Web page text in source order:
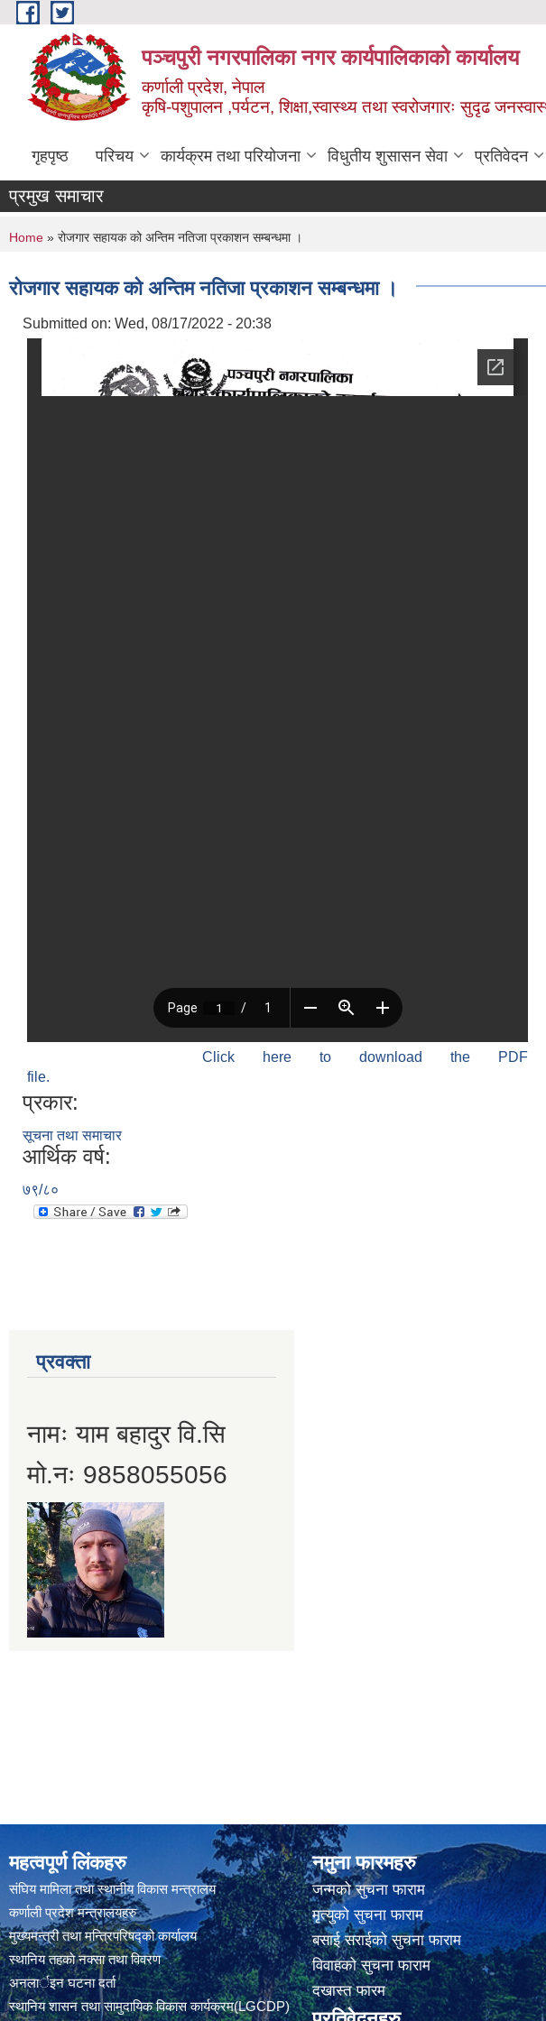
Skip to main content
पञ्चपुरी नगरपालिका नगर कार्यपालिकाको कार्यालय
कर्णाली प्रदेश, नेपाल
कृषि-पशुपालन ,पर्यटन, शिक्षा,स्वास्थ्य तथा स्वरोजगारः सुदृढ
गृहपृष्ठ परिचय कार्यक्रम तथा परियोजना विधुतीय शुसासन सेवा प्रतिवेदन
प्रमुख समाचार
You are here
Home » रोजगार सहायक को अन्तिम नतिजा प्रकाशन सम्बन्धमा ।
रोजगार सहायक को अन्तिम नतिजा प्रकाशन सम्बन्धमा ।
Submitted on: Wed, 08/17/2022 - 20:38
Click here to download the PDF
file.
प्रकार:
सूचना तथा समाचार
आर्थिक वर्ष:
७९/८०
प्रवक्ता
नामः याम बहादुर वि.सि
मो.नः 9858055056
महत्वपूर्ण लिंकहरु
संघिय मामिला तथा स्थानीय विकास मन्त्रालय
कर्णाली प्रदेश मन्त्रालयहरु
मुख्यमन्त्री तथा मन्त्रिपरिषद्को कार्यालय
स्थानिय तहकाे नक्सा तथा विवरण
अनलार्इन घटना दर्ता
स्थानिय शासन तथा सामुदायिक विकास कार्यक्रम(LGCDP)
नमुना फारमहरु
जन्मको सुचना फाराम
मृत्युको सुचना फाराम
बसाई सराईको सुचना फाराम
विवाहको सुचना फाराम
दखास्त फारम